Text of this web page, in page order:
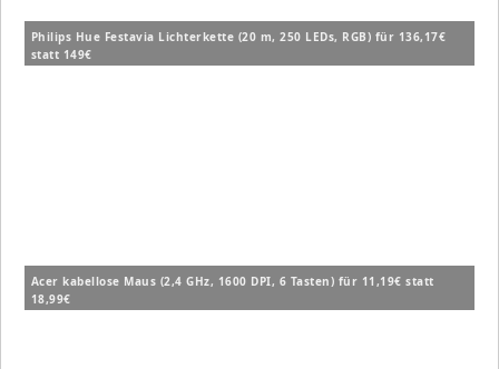
Philips Hue Festavia Lichterkette (20 m, 250 LEDs, RGB) für 136,17€
statt 149€
Acer kabellose Maus (2,4 GHz, 1600 DPI, 6 Tasten) für 11,19€ statt
18,99€